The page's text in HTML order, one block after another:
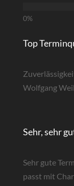
Top
Wolfgang
Sehr, sehr
Sehr gute
passt mit